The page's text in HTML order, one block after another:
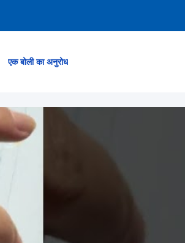
एक बोली का अनुरोध